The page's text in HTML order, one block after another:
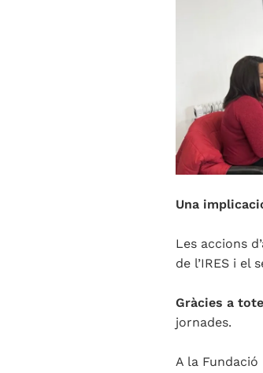
Una
Les accions
de l’IRES i el
Gràcies a
jornades.
A la